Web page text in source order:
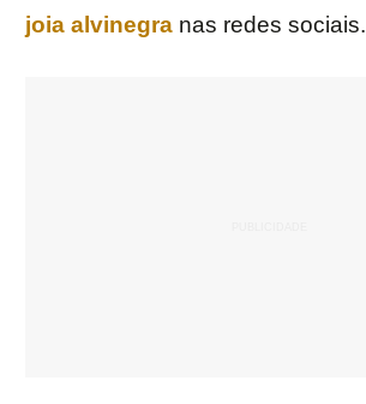
joia alvinegra nas redes sociais.